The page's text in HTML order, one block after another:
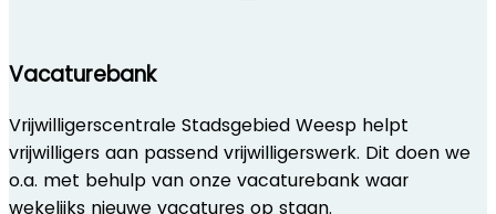
Vacaturebank
Vrijwilligerscentrale Stadsgebied Weesp helpt
vrijwilligers aan passend vrijwilligerswerk. Dit doen we
o.a. met behulp van onze vacaturebank waar
wekelijks nieuwe vacatures op staan.